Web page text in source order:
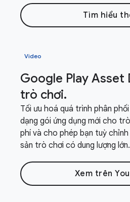
Tìm hiểu
Video
Google Play Asset
trò chơi.
Tối ưu hoá quá trình phân
dạng gói ứng dụng mới cho
phí và cho phép bạn tuỳ
sản trò chơi có dung lượng lớn.
Xem trên